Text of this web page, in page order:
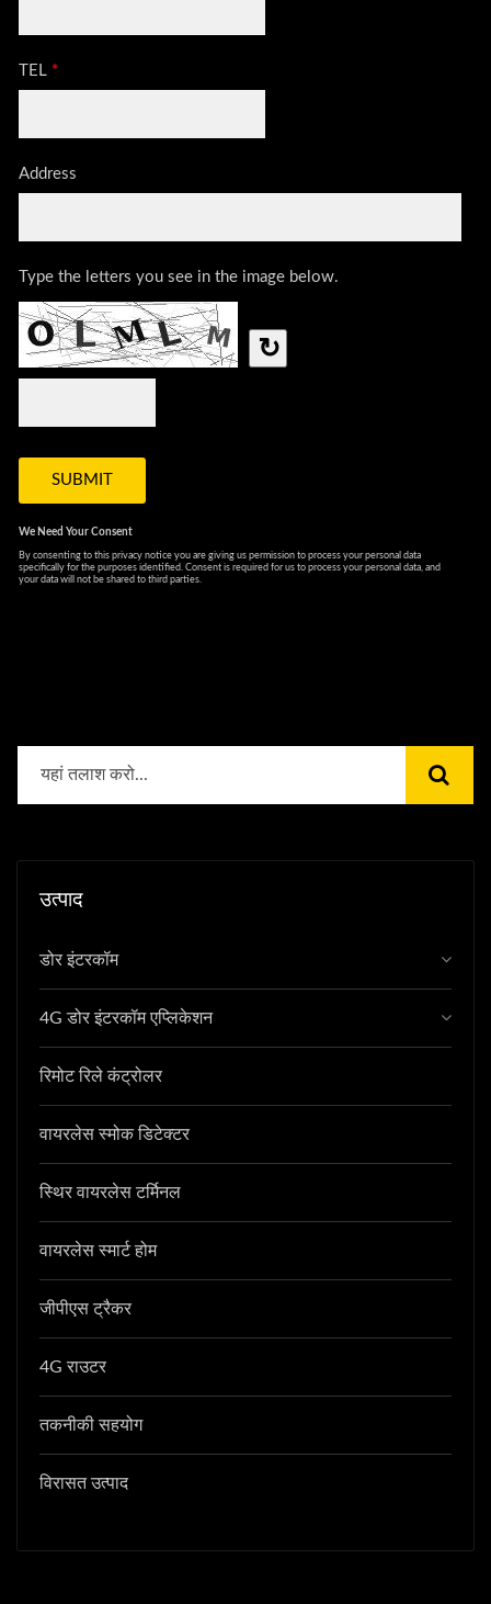
उत्पाद
डोर इंटरकॉम
4G डोर इंटरकॉम एप्लिकेशन
रिमोट रिले कंट्रोलर
वायरलेस स्मोक डिटेक्टर
स्थिर वायरलेस टर्मिनल
वायरलेस स्मार्ट होम
जीपीएस ट्रैकर
4G राउटर
तकनीकी सहयोग
विरासत उत्पाद